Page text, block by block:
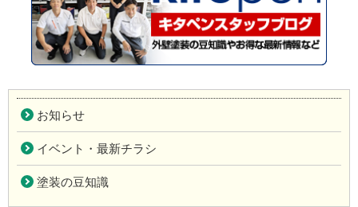
お知らせ
イベント・最新チラシ
塗装の豆知識